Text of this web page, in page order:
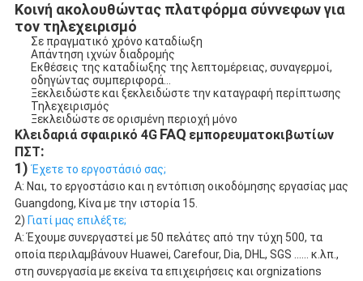
Κοινή ακολουθώντας πλατφόρμα σύννεφων για
τον τηλεχειρισμό
Σε πραγματικό χρόνο καταδίωξη
Απάντηση ιχνών διαδρομής
Εκθέσεις της καταδίωξης της λεπτομέρειας, συναγερμοί,
οδηγώντας συμπεριφορά…
Ξεκλειδώστε και ξεκλειδώστε την καταγραφή περίπτωσης
Τηλεχειρισμός
Ξεκλειδώστε σε ορισμένη περιοχή μόνο
Κλειδαριά σφαιρικό 4G FAQ εμπορευματοκιβωτίων
ΠΣΤ:
1) Έχετε το εργοστάσιό σας;
Α: Ναι, το εργοστάσιο και η εντόπιση οικοδόμησης εργασίας μας
Guangdong, Κίνα με την ιστορία 15.
2) Γιατί μας επιλέξτε;
Α: Έχουμε συνεργαστεί με 50 πελάτες από την τύχη 500, τα
οποία περιλαμβάνουν Huawei, Carefour, Dia, DHL, SGS ...... κ.λπ.,
στη συνεργασία με εκείνα τα επιχειρήσεις και orgnizations